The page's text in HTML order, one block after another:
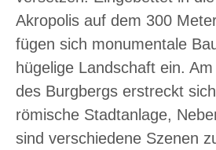
Akropolis auf dem 300
fügen sich monumentale
hügelige Landschaft ein.
des Burgbergs erstreckt
römische Stadtanlage,
sind verschiedene Szenen